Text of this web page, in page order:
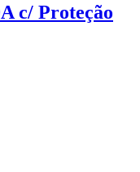
c/ Proteção